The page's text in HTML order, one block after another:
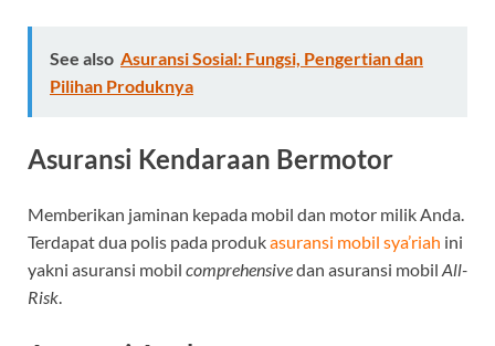
See also Asuransi Sosial: Fungsi, Pengertian dan
Pilihan Produknya
Asuransi Kendaraan Bermotor
Memberikan jaminan kepada mobil dan motor milik Anda.
Terdapat dua polis pada produkasuransi mobil sya’riah ini
yakni asuransi mobil comprehensivedan asuransi mobil All-
Risk